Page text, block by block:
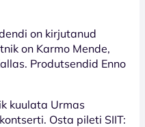
on kirjutanud
on Karmo Mende,
Produtsendid Enno
kuulata Urmas
Osta pileti SIIT: